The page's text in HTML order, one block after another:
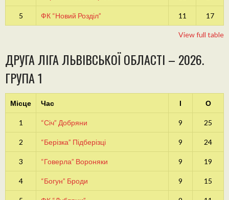
5 ФК “Новий Розділ” 11 17
View full table
ДРУГА ЛІГА ЛЬВІВСЬКОЇ ОБЛАСТІ – 2026.
ГРУПА 1
Місце Час І О
1 “Січ” Добряни 9 25
2 “Берізка” Підберізці 9 24
3 “Говерла” Вороняки 9 19
4 “Богун” Броди 9 15